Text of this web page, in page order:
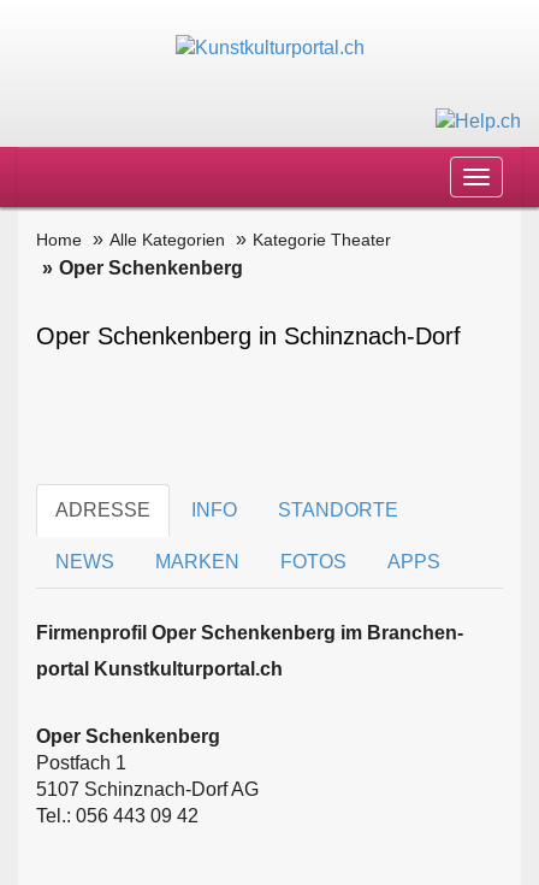
Toggle
Home Alle Kategorien Kategorie Theater
Oper Schenkenberg
Oper Schenkenberg in Schinznach-Dorf
ADRESSE INFO STANDORTE
NEWS MARKEN FOTOS APPS
Firmen­profil Oper Schenkenberg im Branchen­
portal Kunstkulturportal.ch
Oper Schenkenberg
Postfach 1
5107 Schinznach-Dorf AG
Tel.: 056 443 09 42